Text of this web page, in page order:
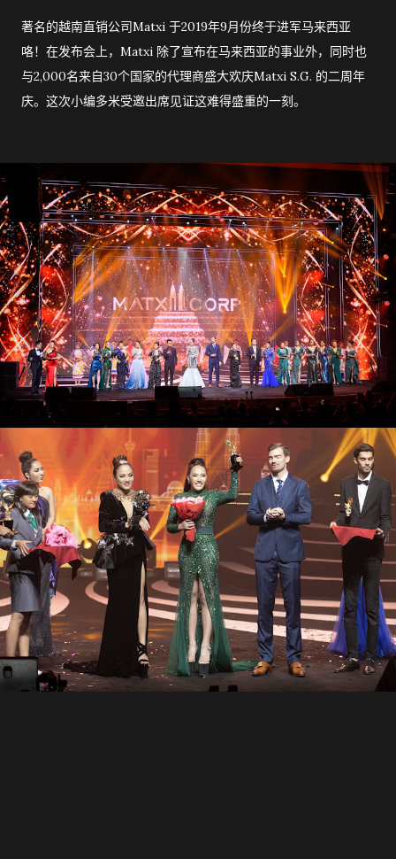
著名的越南直销公司Matxi 于2019年9月份终于进军马来西亚
咯！在发布会上，Matxi 除了宣布在马来西亚的事业外，同时也
与2,000名来自30个国家的代理商盛大欢庆Matxi S.G. 的二周年
庆。这次小编多米受邀出席见证这难得盛重的一刻。